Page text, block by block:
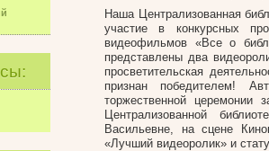
Наша Централизованная
участие в конкурсных
видеофильмов «Все о
представлены два
просветительская
признан победителем!
торжественной церемонии
Централизованной
Васильевне, на сцене
«Лучший видеоролик» и